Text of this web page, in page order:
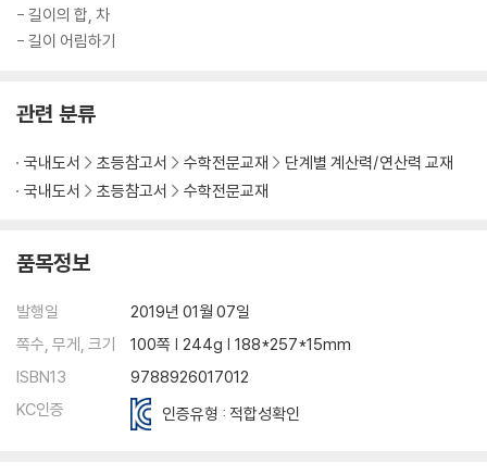
- 길이의 합, 차
- 길이 어림하기
관련 분류
국내도서 초등참고서 수학전문교재
단계별 계산력/연산력 교재
국내도서
초등참고서 수학전문교재
품목정보
발행일
2019년 01월 07일
쪽수, 무게, 크기
100쪽 | 244g | 188*257*15mm
ISBN13
9788926017012
KC인증
인증유형 : 적합성확인